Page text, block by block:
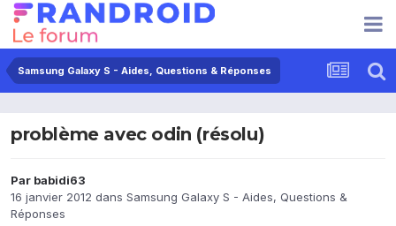
Samsung Galaxy S - Aides, Questions & Réponses
problème avec odin (résolu)
Par babidi63
16 janvier 2012 dans Samsung Galaxy S - Aides, Questions &
Réponses